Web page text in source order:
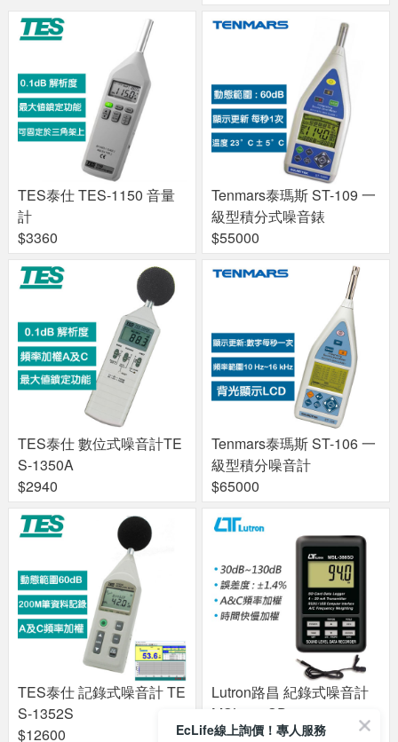
TES泰仕 TES-1150 音量
計
$3360
Tenmars泰瑪斯 ST-109 一
級型積分式噪音錶
$55000
TES泰仕 數位式噪音計TE
S-1350A
$2940
Tenmars泰瑪斯 ST-106 一
級型積分噪音計
$65000
TES泰仕 記錄式噪音計 TE
S-1352S
$12600
Lutron路昌 紀錄式噪音計
MSL-388SD
$6300
EcLife線上詢價！專人服務